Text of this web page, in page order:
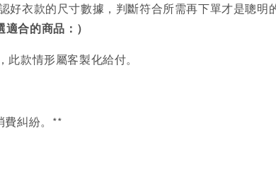
好衣款的尺寸數據，判斷符合所需再下單才是聰明
合的商品：）
此款情形屬客製化給付。
費糾紛。**